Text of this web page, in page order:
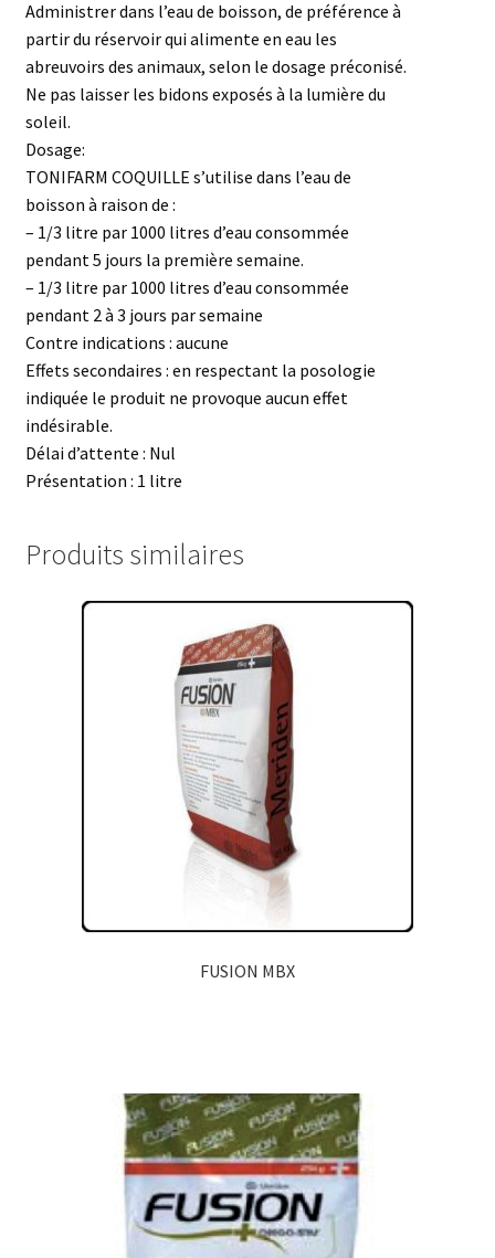
Administrer dans l’eau de boisson, de préférence à
partir du réservoir qui alimente en eau les
abreuvoirs des animaux, selon le dosage préconisé.
Ne pas laisser les bidons exposés à la lumière du
soleil.
Dosage:
TONIFARM COQUILLE s’utilise dans l’eau de
boisson à raison de :
– 1/3 litre par 1000 litres d’eau consommée
pendant 5 jours la première semaine.
– 1/3 litre par 1000 litres d’eau consommée
pendant 2 à 3 jours par semaine
Contre indications : aucune
Effets secondaires : en respectant la posologie
indiquée le produit ne provoque aucun effet
indésirable.
Délai d’attente : Nul
Présentation : 1 litre
Produits similaires
FUSION MBX